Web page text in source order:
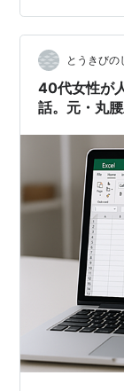
小遣い程度に
た。 でもその
育費ーー思っ
くわしたので
とうきびの
40代女性が
話。元・丸